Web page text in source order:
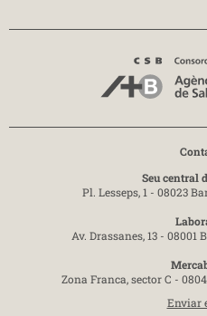
Seu central
Pl. Lesseps, 1 - 08023
Av. Drassanes, 13 - 08001
Zona Franca, sector C -
Enviar